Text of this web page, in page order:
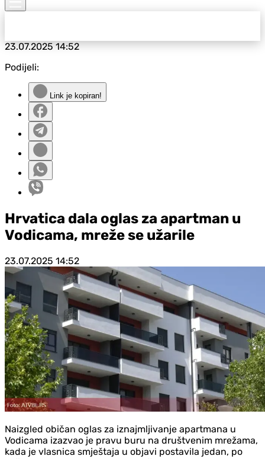
23.07.202514:52
Podijeli:
Link je kopiran!
Hrvatica dala oglas za apartman u
Vodicama, mreže se užarile
23.07.2025 14:52
Naizgled običan oglas za iznajmljivanje apartmana u
Vodicama izazvao je pravu buru na društvenim mrežama,
kada je vlasnica smještaja u objavi postavila jedan, po